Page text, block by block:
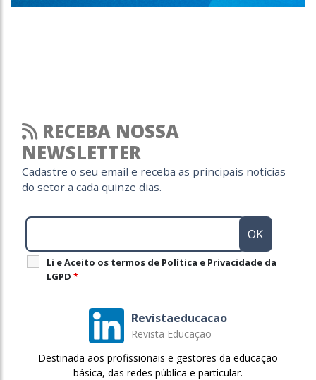
RECEBA NOSSA
NEWSLETTER
Cadastre o seu email e receba as principais notícias
do setor a cada quinze dias.
Li e Aceito os termos de Política e Privacidade da
LGPD *
Revistaeducacao
Revista Educação
Destinada aos profissionais e gestores da educação
básica, das redes pública e particular.